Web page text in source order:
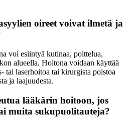
oireet voivat ilmetä ja
voi esiintyä kutinaa, polttelua,
alueella. Hoitona voidaan käyttää
tai laserhoitoa tai kirurgista poistoa
ja laajuudesta.
lääkärin hoitoon, jos
muita sukupuolitauteja?